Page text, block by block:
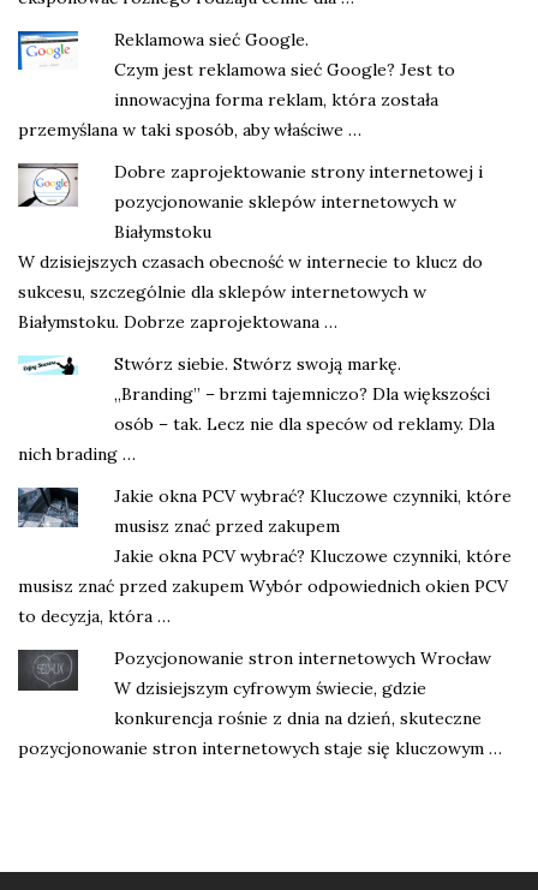
Reklamowa sieć Google.
Czym jest reklamowa sieć Google? Jest to
innowacyjna forma reklam, która została
przemyślana w taki sposób, aby właściwe …
Dobre zaprojektowanie strony internetowej i
pozycjonowanie sklepów internetowych w
Białymstoku
W dzisiejszych czasach obecność w internecie to klucz do
sukcesu, szczególnie dla sklepów internetowych w
Białymstoku. Dobrze zaprojektowana …
Stwórz siebie. Stwórz swoją markę.
„Branding” – brzmi tajemniczo? Dla większości
osób – tak. Lecz nie dla speców od reklamy. Dla
nich brading …
Jakie okna PCV wybrać? Kluczowe czynniki, które
musisz znać przed zakupem
Jakie okna PCV wybrać? Kluczowe czynniki, które
musisz znać przed zakupem Wybór odpowiednich okien PCV
to decyzja, która …
Pozycjonowanie stron internetowych Wrocław
W dzisiejszym cyfrowym świecie, gdzie
konkurencja rośnie z dnia na dzień, skuteczne
pozycjonowanie stron internetowych staje się kluczowym …